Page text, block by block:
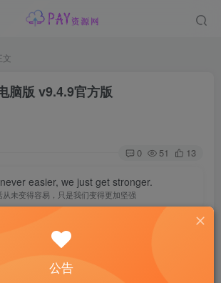
文
脑版 v9.4.9官方版
0 51 13
easier, we just get stronger.
从未变得容易，只是我们变得更加坚强
是3K游戏代理发行的一款军事策略手游，该
术制作，恢弘写实的世界观设定，真实还
公告